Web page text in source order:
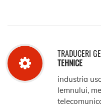
TRADUCERI
TEHNICE
industria
lemnului,